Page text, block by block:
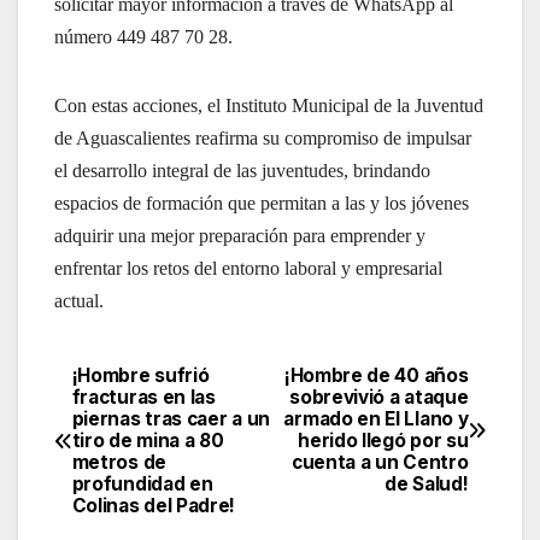
solicitar mayor información a través de WhatsApp al
número 449 487 70 28.
Con estas acciones, el Instituto Municipal de la Juventud
de Aguascalientes reafirma su compromiso de impulsar
el desarrollo integral de las juventudes, brindando
espacios de formación que permitan a las y los jóvenes
adquirir una mejor preparación para emprender y
enfrentar los retos del entorno laboral y empresarial
actual.
Navegación
de
entradas
¡Hombre de 40 años
sobrevivió a ataque
armado en El Llano y
herido llegó por su
cuenta a un Centro
de Salud!
¡Hombre sufrió
fracturas en las
piernas tras caer a un
tiro de mina a 80
metros de
profundidad en
Colinas del Padre!